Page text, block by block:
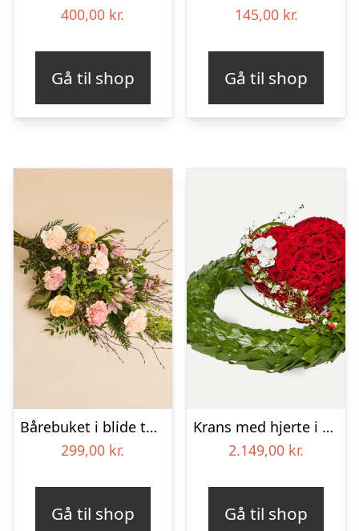
400,00 kr.
Gå til shop
145,00 kr.
Gå til shop
Bårebuket i blide toner
299,00 kr.
Gå til shop
Krans med hjerte i klassisk stil – rød og hvid
2.149,00 kr.
Gå til shop